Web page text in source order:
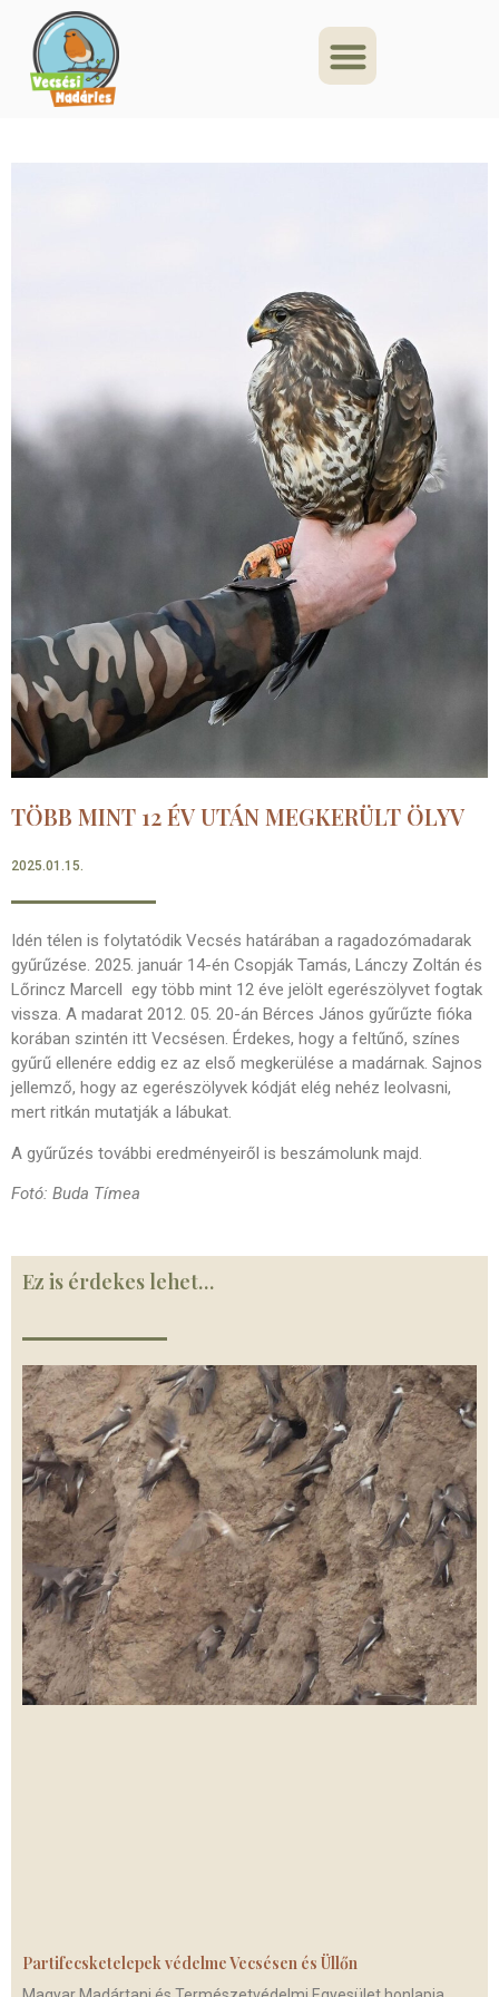
TÖBB MINT 12 ÉV UTÁN MEGKERÜLT ÖLYV
2025.01.15.
Idén télen is folytatódik Vecsés határában a ragadozómadarak
gyűrűzése. 2025. január 14-én Csopják Tamás, Lánczy Zoltán és
Lőrincz Marcell egy több mint 12 éve jelölt egerészölyvet fogtak
vissza. A madarat 2012. 05. 20-án Bérces János gyűrűzte fióka
korában szintén itt Vecsésen. Érdekes, hogy a feltűnő, színes
gyűrű ellenére eddig ez az első megkerülése a madárnak. Sajnos
jellemző, hogy az egerészölyvek kódját elég nehéz leolvasni,
mert ritkán mutatják a lábukat.
A gyűrűzés további eredményeiről is beszámolunk majd.
Fotó: Buda Tímea
Ez is érdekes lehet…
Partifecsketelepek védelme Vecsésen és Üllőn